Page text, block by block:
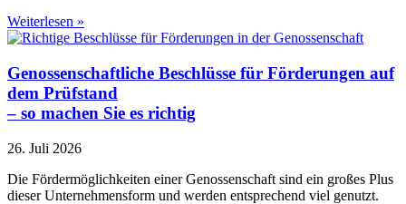
Weiterlesen »
Genossenschaftliche Beschlüsse für Förderungen auf
dem Prüfstand
– so machen Sie es richtig
26. Juli 2026
Die Fördermöglichkeiten einer Genossenschaft sind ein großes Plus
dieser Unternehmensform und werden entsprechend viel genutzt.